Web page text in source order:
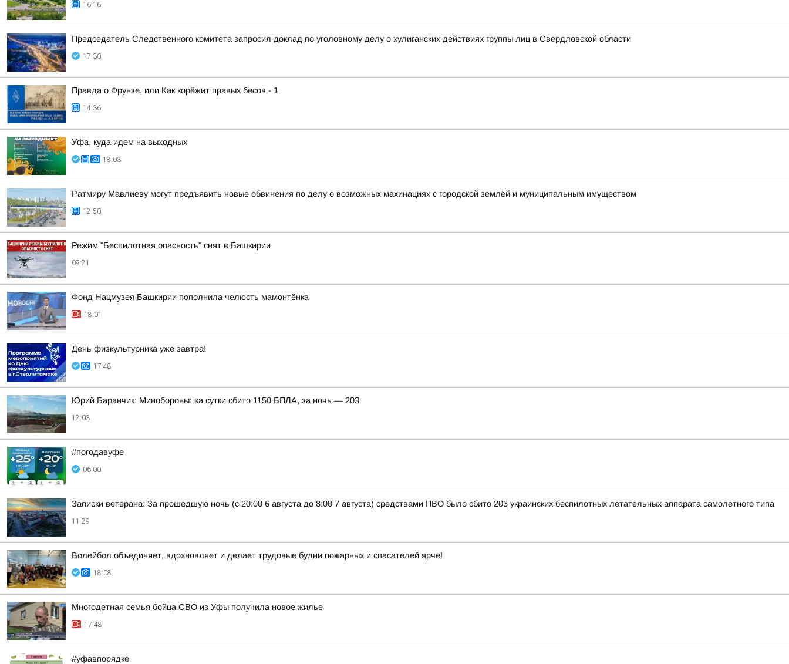
16:16
Председатель Следственного комитета запросил доклад по уголовному делу о хулиганских действиях группы лиц в Свердловской области
17:30
Правда о Фрунзе, или Как корёжит правых бесов - 1
14:36
Уфа, куда идем на выходных
18:03
Ратмиру Мавлиеву могут предъявить новые обвинения по делу о возможных махинациях с городской землёй и муниципальным имуществом
12:50
Режим "Беспилотная опасность" снят в Башкирии
09:21
Фонд Нацмузея Башкирии пополнила челюсть мамонтёнка
18:01
День физкультурника уже завтра!
17:48
Юрий Баранчик: Минобороны: за сутки сбито 1150 БПЛА, за ночь — 203
12:03
#погодавуфе
06:00
Записки ветерана: За прошедшую ночь (с 20:00 6 августа до 8:00 7 августа) средствами ПВО было сбито 203 украинских беспилотных летательных аппарата самолетного типа
11:29
Волейбол объединяет, вдохновляет и делает трудовые будни пожарных и спасателей ярче!
18:08
Многодетная семья бойца СВО из Уфы получила новое жилье
17:48
#уфавпорядке